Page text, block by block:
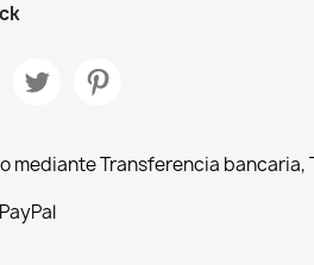
mediante Transferencia bancaria,